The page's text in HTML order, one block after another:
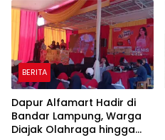
BERITA
Dapur Alfamart Hadir di
Bandar Lampung, Warga
Diajak Olahraga hingga